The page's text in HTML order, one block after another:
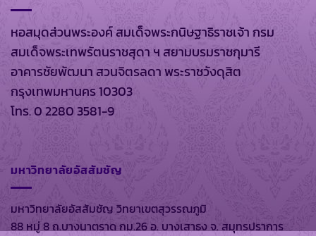
หอสมุดส่วนพระองค์ สมเด็จพระกนิษฐาธิราชเจ้า กรม
สมเด็จพระเทพรัตนราชสุดา ฯ สยามบรมราชกุมารี
อาคารชัยพัฒนา สวนจิตรลดา พระราชวังดุสิต
กรุงเทพมหานคร 10303
โทร. 0 2280 3581-9
มหาวิทยาลัยอัสสัมชัญ
มหาวิทยาลัยอัสสัมชัญ วิทยาเขตสุวรรณภูมิ
88 หมู่ 8 ถ.บางนาตราด กม.26 อ. บางเสาธง จ. สมุทรปราการ